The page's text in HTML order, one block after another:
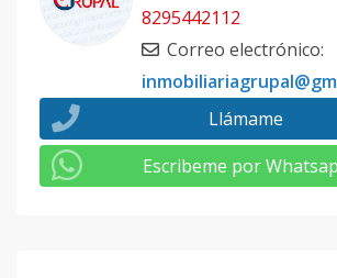
8295442112
Correo electrónico:
Llámame
Escribeme por